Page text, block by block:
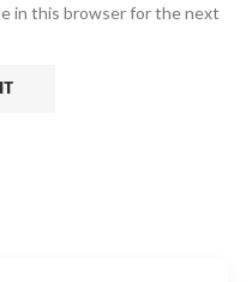
in this browser for the next